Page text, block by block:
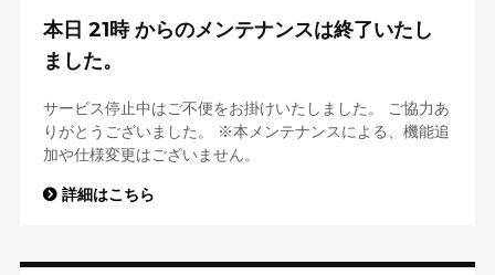
本日 21時 からのメンテナンスは終了いたし
ました。
サービス停止中はご不便をお掛けいたしました。 ご協力あ
りがとうございました。 ※本メンテナンスによる、機能追
加や仕様変更はございません。
詳細はこちら